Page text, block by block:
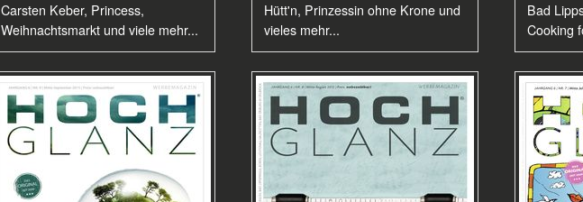
Carsten Keber, Princess,
Weihnachtsmarkt und viele mehr...
Hütt'n, Prinzessin ohne Krone und
vieles mehr...
Bad
Cooking